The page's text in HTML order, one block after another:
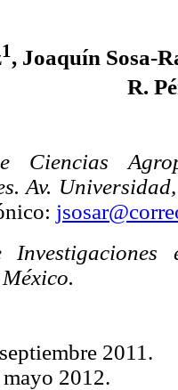
1, Joaquín Sosa-
R.
Ciencias
Av.
2011.
2012.